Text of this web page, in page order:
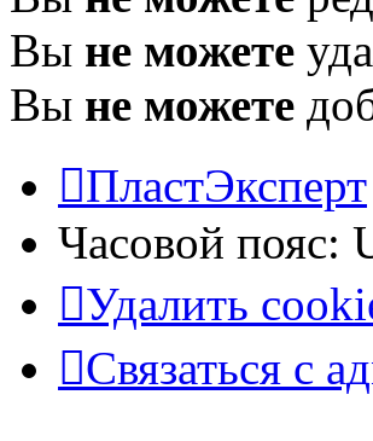
Вы не можете
Вы не можете
ПластЭксперт
Часовой пояс:
Удалить
Связаться с